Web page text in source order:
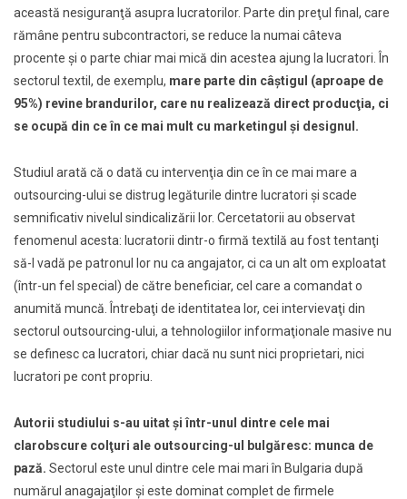
această nesiguranţă asupra lucratorilor. Parte din preţul final, care
rămâne pentru subcontractori, se reduce la numai câteva
procente şi o parte chiar mai mică din acestea ajung la lucratori. În
sectorul textil, de exemplu, mare parte din câştigul (aproape de
95%) revine brandurilor, care nu realizează direct producţia, ci
se ocupă din ce în ce mai mult cu marketingul şi designul.
Studiul arată că o dată cu intervenţia din ce în ce mai mare a
outsourcing-ului se distrug legăturile dintre lucratori şi scade
semnificativ nivelul sindicalizării lor. Cercetatorii au observat
fenomenul acesta: lucratorii dintr-o firmă textilă au fost tentanţi
să-l vadă pe patronul lor nu ca angajator, ci ca un alt om exploatat
(într-un fel special) de către beneficiar, cel care a comandat o
anumită muncă. Întrebaţi de identitatea lor, cei intervievaţi din
sectorul outsourcing-ului, a tehnologiilor informaţionale masive nu
se definesc ca lucratori, chiar dacă nu sunt nici proprietari, nici
lucratori pe cont propriu.
Autorii studiului s-au uitat şi într-unul dintre cele mai
clarobscure colţuri ale outsourcing-ul bulgăresc: munca de
pază. Sectorul este unul dintre cele mai mari în Bulgaria după
numărul anagajaţilor şi este dominat complet de firmele